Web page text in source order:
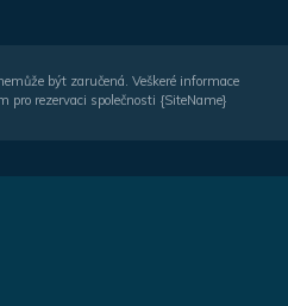
být zaručená. Veškeré informace
pro rezervaci společnosti {SiteName}